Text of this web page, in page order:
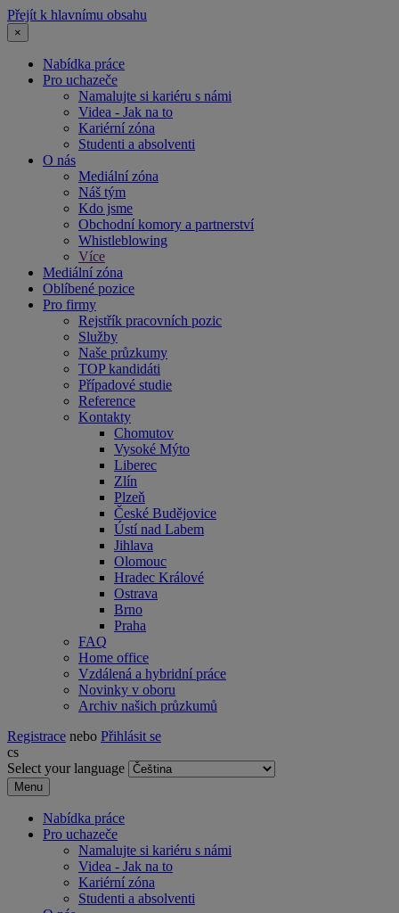
Přejít k hlavnímu obsahu
×
Nabídka práce
Pro uchazeče
Namalujte si kariéru s námi
Videa - Jak na to
Kariérní zóna
Studenti a absolventi
O nás
Mediální zóna
Náš tým
Kdo jsme
Obchodní komory a partnerství
Whistleblowing
Více
Mediální zóna
Oblíbené pozice
Pro firmy
Rejstřík pracovních pozic
Služby
Naše průzkumy
TOP kandidáti
Případové studie
Reference
Kontakty
Chomutov
Vysoké Mýto
Liberec
Zlín
Plzeň
České Budějovice
Ústí nad Labem
Jihlava
Olomouc
Hradec Králové
Ostrava
Brno
Praha
FAQ
Home office
Vzdálená a hybridní práce
Novinky v oboru
Archiv našich průzkumů
Registrace nebo Přihlásit se
cs
Select your language
Menu
Nabídka práce
Pro uchazeče
Namalujte si kariéru s námi
Videa - Jak na to
Kariérní zóna
Studenti a absolventi